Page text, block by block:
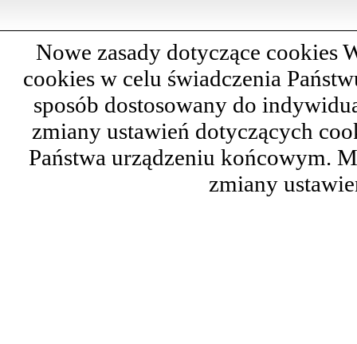
Nowe zasady dotyczące cookies
cookies w celu świadczenia
sposób dostosowany do
zmiany ustawień dotyczących
Państwa urządzeniu końcowym.
zmiany